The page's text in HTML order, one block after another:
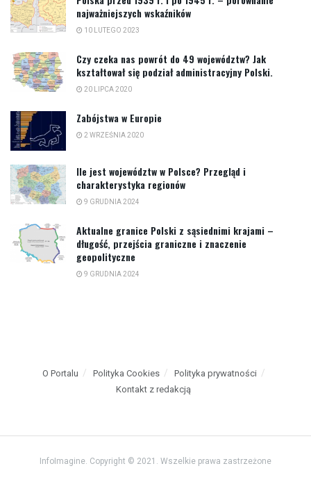
najważniejszych wskaźników
10 LUTEGO 2023
Czy czeka nas powrót do 49 województw? Jak
kształtował się podział administracyjny Polski.
20 LIPCA 2020
Zabójstwa w Europie
2 WRZEŚNIA 2020
Ile jest województw w Polsce? Przegląd i
charakterystyka regionów
9 GRUDNIA 2024
Aktualne granice Polski z sąsiednimi krajami –
długość, przejścia graniczne i znaczenie
geopolityczne
9 GRUDNIA 2024
O Portalu Polityka Cookies
Polityka prywatności
Kontakt z redakcją
InfoImagine. Copyright © 2021. Wszelkie prawa zastrzeżone